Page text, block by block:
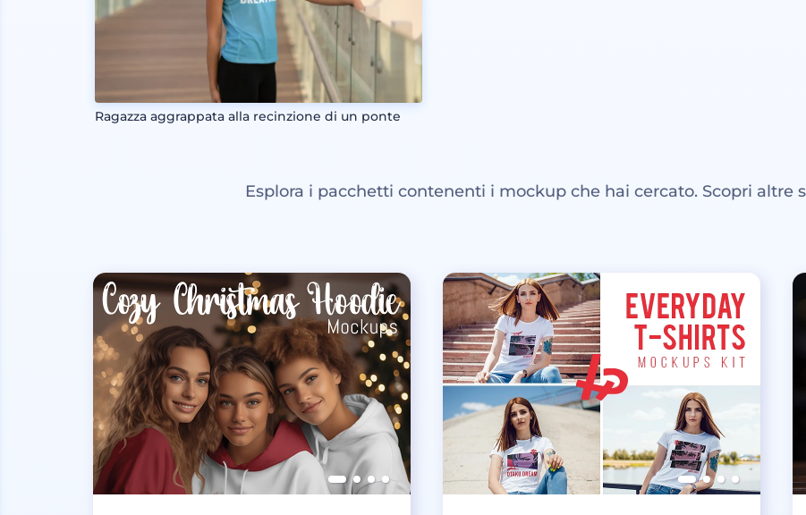
Ragazza aggrappata alla recinzione di un ponte
Esplora i pacchetti contenenti i mockup che hai cercato. Scopri altre